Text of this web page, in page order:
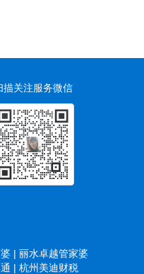
描关注服务微信
| 丽水卓越管家婆
| 杭州美迪财税